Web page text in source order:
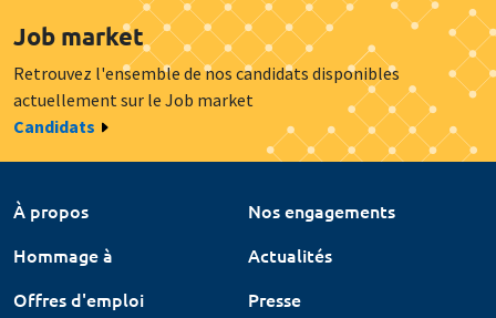
Job market
Retrouvez l'ensemble de nos candidats disponibles
actuellement sur le Job market
Candidats
À propos
Nos engagements
Hommage à
Actualités
Offres d'emploi
Presse